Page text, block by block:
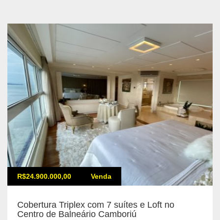
R$24.900.000,00 Venda
Cobertura Triplex com 7 suítes e Loft no
Centro de Balneário Camboriú